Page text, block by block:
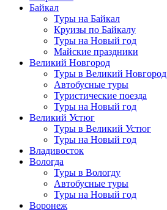
Байкал
Туры на Байкал
Круизы по Байкалу
Туры на Новый год
Майские праздники
Великий Новгород
Туры в Великий Новгород
Автобусные туры
Туристические поезда
Туры на Новый год
Великий Устюг
Туры в Великий Устюг
Туры на Новый год
Владивосток
Вологда
Туры в Вологду
Автобусные туры
Туры на Новый год
Воронеж